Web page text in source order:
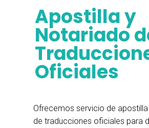
Apostilla y
Notariado
Oficiales
Ofrecemos servicio de
de traducciones oficiales para